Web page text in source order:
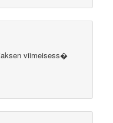
viimeisess�